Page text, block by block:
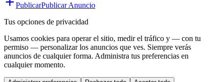
PublicarPublicar Anuncio
Tus opciones de privacidad
Usamos cookies para operar el sitio, medir el tráfico y — con tu
permiso — personalizar los anuncios que ves. Siempre verás
anuncios de cualquier forma. Administra tus preferencias en
cualquier momento.